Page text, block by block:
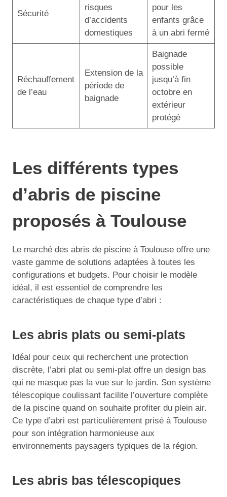
Sécurité
risques
d’accidents
domestiques
pour les
enfants grâce
à un abri fermé
Réchauffement
de l’eau
Extension de la
période de
baignade
Baignade
possible
jusqu’à fin
octobre en
extérieur
protégé
Les différents types
d’abris de piscine
proposés à Toulouse
Le marché des abris de piscine à Toulouse offre une
vaste gamme de solutions adaptées à toutes les
configurations et budgets. Pour choisir le modèle
idéal, il est essentiel de comprendre les
caractéristiques de chaque type d’abri :
Les abris plats ou semi-plats
Idéal pour ceux qui recherchent une protection
discrète, l’abri plat ou semi-plat offre un design bas
qui ne masque pas la vue sur le jardin. Son système
télescopique coulissant facilite l’ouverture complète
de la piscine quand on souhaite profiter du plein air.
Ce type d’abri est particulièrement prisé à Toulouse
pour son intégration harmonieuse aux
environnements paysagers typiques de la région.
Les abris bas télescopiques